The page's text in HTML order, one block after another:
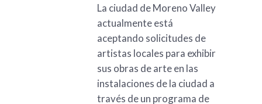
La ciudad de Moreno Valley
actualmente está
aceptando solicitudes de
artistas locales para exhibir
sus obras de arte en las
instalaciones de la ciudad a
través de un programa de